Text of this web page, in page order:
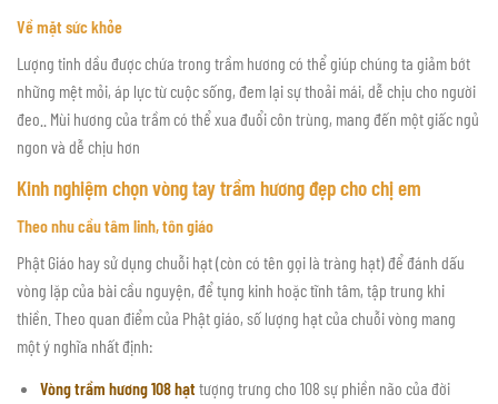
Về mặt sức khỏe
Lượng tinh dầu được chứa trong trầm hương có thể giúp chúng ta giảm bớt
những mệt mỏi, áp lực từ cuộc sống, đem lại sự thoải mái, dễ chịu cho người
đeo.. Mùi hương của trầm có thể xua đuổi côn trùng, mang đến một giấc ngủ
ngon và dễ chịu hơn
Kinh nghiệm chọn vòng tay trầm hương đẹp cho chị em
Theo nhu cầu tâm linh, tôn giáo
Phật Giáo hay sử dụng chuỗi hạt (còn có tên gọi là tràng hạt) để đánh dấu
vòng lặp của bài cầu nguyện, để tụng kinh hoặc tĩnh tâm, tập trung khi
thiền. Theo quan điểm của Phật giáo, số lượng hạt của chuỗi vòng mang
một ý nghĩa nhất định:
Vòng trầm hương 108 hạttượng trưng cho 108 sự phiền não của đời